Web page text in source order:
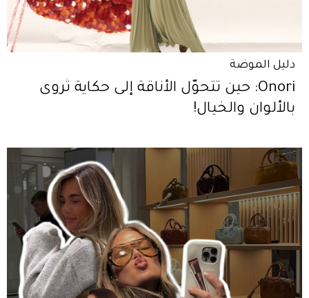
دليل الموضة
Onori: حين تتحوّل الأناقة إلى حكاية تُروى
بالألوان والخيال!